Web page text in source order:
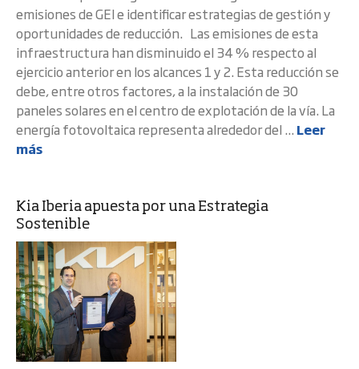
emisiones de GEI e identificar estrategias de gestión y
oportunidades de reducción. Las emisiones de esta
infraestructura han disminuido el 34 % respecto al
ejercicio anterior en los alcances 1 y 2. Esta reducción se
debe, entre otros factores, a la instalación de 30
paneles solares en el centro de explotación de la vía. La
energía fotovoltaica representa alrededor del ... Leer
más
Kia Iberia apuesta por una Estrategia
Sostenible